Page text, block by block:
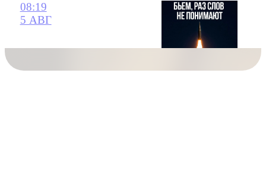
08:19
5 АВГ